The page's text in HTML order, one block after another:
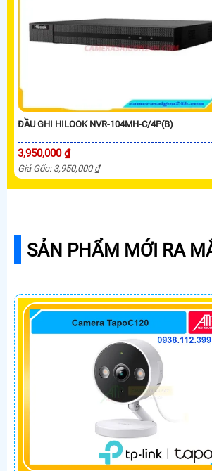
ĐẦU GHI HILOOK NVR-104MH-C/4P(B)
3,950,000 ₫
Giá Gốc: 3,950,000 ₫
SẢN PHẨM MỚI RA